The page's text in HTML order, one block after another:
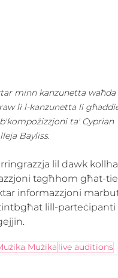
minn kanzunetta waħda
li l-kanzunetta li
ta' Cyprian
Bayliss.
lil dawk
tagħhom għat-
informazzjoni
lill-parteċipanti
Mużika live auditions